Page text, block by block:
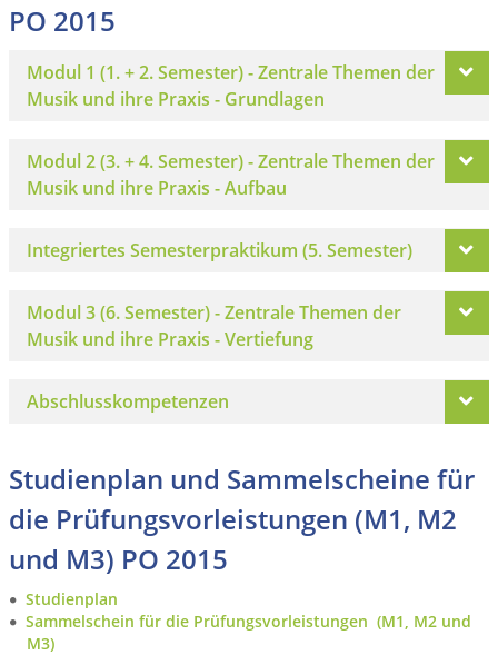
PO 2015
Modul 1 (1. + 2. Semester) - Zentrale Themen der
Musik und ihre Praxis - Grundlagen
Modul 2 (3. + 4. Semester) - Zentrale Themen der
Musik und ihre Praxis - Aufbau
Integriertes Semesterpraktikum (5. Semester)
Modul 3 (6. Semester) - Zentrale Themen der
Musik und ihre Praxis - Vertiefung
Abschlusskompetenzen
Studienplan und Sammelscheine für
die Prüfungsvorleistungen (M1, M2
und M3) PO 2015
Studienplan
Sammelschein für die Prüfungsvorleistungen (M1, M2 und
M3)